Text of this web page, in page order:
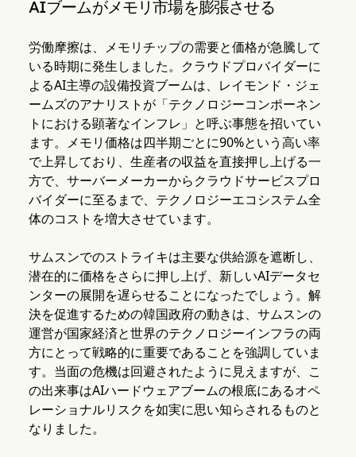
AIブームがメモリ市場を膨張させる
労働摩擦は、メモリチップの需要と価格が急騰して
いる時期に発生しました。クラウドプロバイダーに
よるAI主導の設備投資ブームは、レイモンド・ジェ
ームズのアナリストが「テクノロジーコンポーネン
トにおける顕著なインフレ」と呼ぶ事態を招いてい
ます。メモリ価格は四半期ごとに90%という高い率
で上昇しており、生産者の収益を直接押し上げる一
方で、サーバーメーカーからクラウドサービスプロ
バイダーに至るまで、テクノロジーエコシステム全
体のコストを増大させています。
サムスンでのストライキは主要な供給源を遮断し、
潜在的に価格をさらに押し上げ、新しいAIデータセ
ンターの展開を遅らせることになったでしょう。解
決を促進するための韓国政府の動きは、サムスンの
運営が国家経済と世界のテクノロジーインフラの両
方にとって戦略的に重要であることを強調していま
す。当面の危機は回避されたように見えますが、こ
の出来事はAIハードウェアブームの根底にあるオペ
レーショナルリスクを如実に思い知らされるものと
なりました。